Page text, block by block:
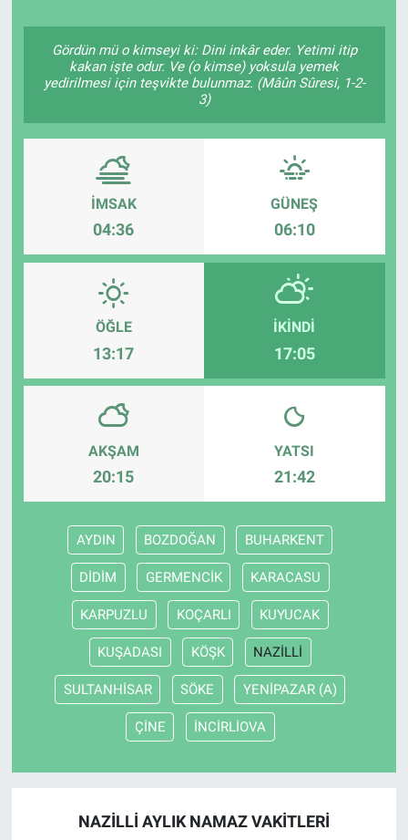
Gördün mü o kimseyi ki: Dini inkâr eder. Yetimi itip
kakan işte odur. Ve (o kimse) yoksula yemek
yedirilmesi için teşvikte bulunmaz. (Mâûn Sûresi, 1-2-
3)
İMSAK
04:36
GÜNEŞ
06:10
ÖĞLE
13:17
İKINDI
17:05
AKŞAM
20:15
YATSI
21:42
AYDIN BOZDOĞAN BUHARKENT
DİDİM GERMENCİK KARACASU
KARPUZLU KOÇARLI KUYUCAK
KUŞADASI KÖŞK NAZİLLİ
SULTANHİSAR SÖKE YENİPAZAR (A)
ÇİNE İNCİRLİOVA
NAZİLLİ AYLIK NAMAZ VAKITLERI
Bilecik
Kütahya
Çevre
Magazin
Bilim ve Teknoloji